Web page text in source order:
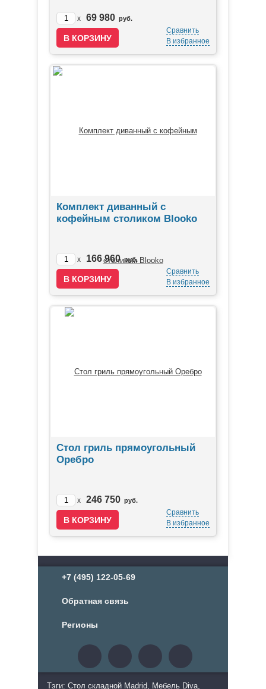
x 69 980 руб.
Сравнить
В избранное
Комплект диванный с
кофейным столиком Blooko
x 166 960 руб.
Сравнить
В избранное
Стол гриль прямоугольный
Оребро
x 246 750 руб.
Сравнить
В избранное
+7 (495) 122-05-69
Обратная связь
Регионы
Тэги: Стол складной Madrid, Мебель Diva,